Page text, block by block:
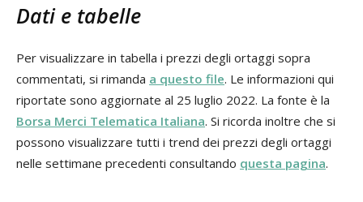
Dati e tabelle
Per visualizzare in tabella i prezzi degli ortaggi sopra
commentati, si rimanda a questo file. Le informazioni qui
riportate sono aggiornate al 25 luglio 2022. La fonte è la
Borsa Merci Telematica Italiana. Si ricorda inoltre che si
possono visualizzare tutti i trend dei prezzi degli ortaggi
nelle settimane precedenti consultando questa pagina.